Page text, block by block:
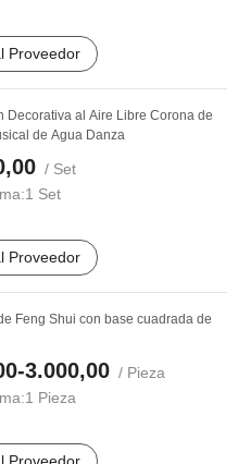
Proveedor
Decorativa al Aire Libre Corona de
de Agua Danza
/ Set
1 Set
Proveedor
Feng Shui con base cuadrada de
3.000,00 / Pieza
1 Pieza